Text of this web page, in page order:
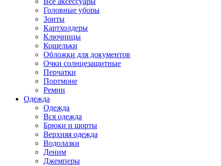
Головные уборы
Зонты
Картхолдеры
Ключницы
Кошельки
Обложки для документов
Очки солнцезащитные
Перчатки
Портмоне
Ремни
Одежда
Одежда
Вся одежда
Брюки и шорты
Верхняя одежда
Водолазки
Деним
Джемперы